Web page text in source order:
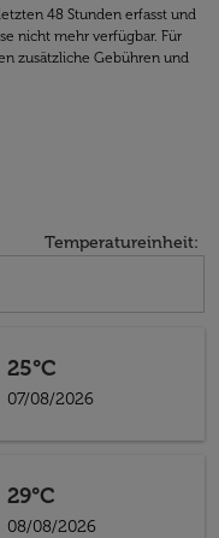
48 Stunden erfasst und
nicht mehr verfügbar. Für
zusätzliche Gebühren und
Temperatureinheit:
25°C
07/08/2026
29°C
08/08/2026